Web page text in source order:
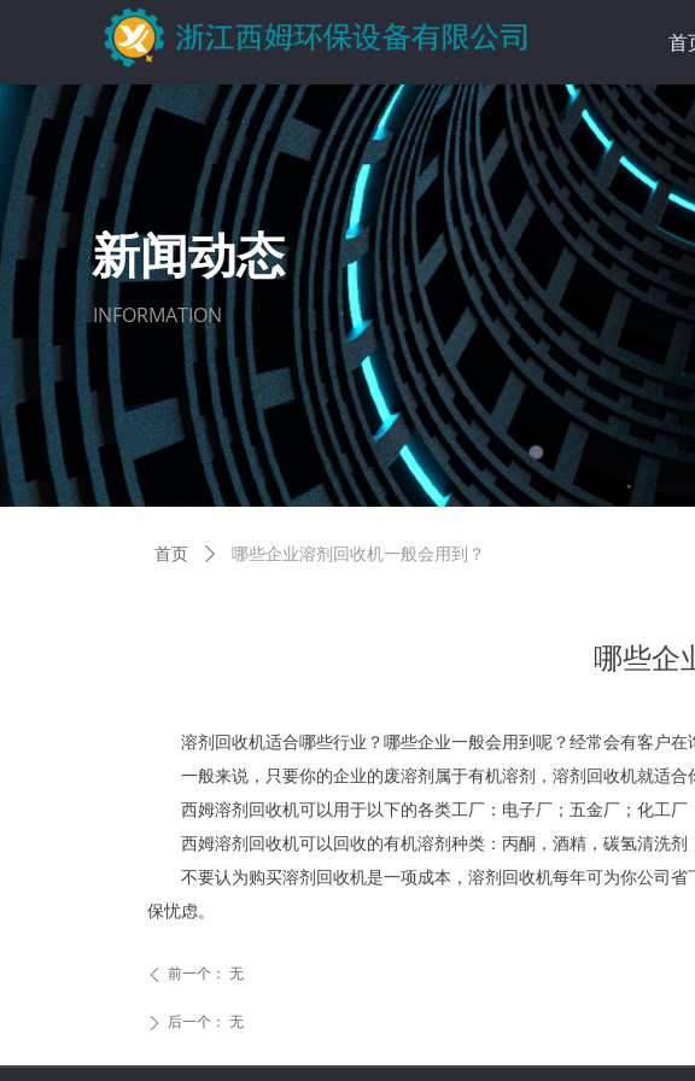
首
哪些企
溶剂回收机适合哪些行业？哪些企业一般会用到呢？经常会有客户
一般来说，只要你的企业的废溶剂属于有机溶剂，溶剂回收机就适合
西姆溶剂回收机可以用于以下的各类工厂：电子厂；五金厂；化工厂
西姆溶剂回收机可以回收的有机溶剂种类：丙酮，酒精，碳氢清洗剂
不要认为购买溶剂回收机是一项成本，溶剂回收机每年可为你公司省
保忧虑。
新闻动态
INFORMATION
ꄴ 前一个： 无
ꄲ 后一个： 无
首页 ꄲ 哪些企业溶剂回收机一般会用到？